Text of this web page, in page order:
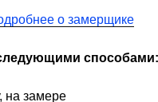
о замерщике
способами:
на замере